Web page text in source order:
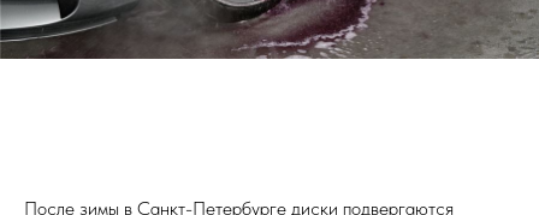
После зимы в Санкт-Петербурге диски подвергаются